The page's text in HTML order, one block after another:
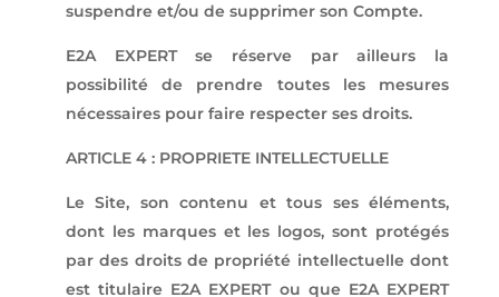
suspendre et/ou de supprimer son Compte.
E2A EXPERT se réserve par ailleurs la
possibilité de prendre toutes les mesures
nécessaires pour faire respecter ses droits.
ARTICLE 4 : PROPRIETE INTELLECTUELLE
Le Site, son contenu et tous ses éléments,
dont les marques et les logos, sont protégés
par des droits de propriété intellectuelle dont
est titulaire E2A EXPERT ou que E2A EXPERT